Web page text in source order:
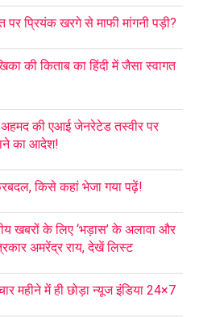
प्रियंक खरगे से माफी मांगनी पड़ी?
की किताब का हिंदी में जैसा स्वागत
की एआई जेनरेटेड तस्वीर पर
का आदेश!
किसे कहां भेजा गया पढ़ें!
खबरों के लिए ‘भड़ास’ के अलावा और
अमरेंद्र राय, देखें लिस्ट
महीने में ही छोड़ा न्यूज इंडिया 24×7